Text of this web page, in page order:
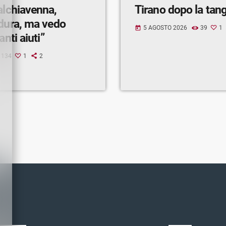
dura, ma vedo
aiuti”
134 1 2
Tirano dopo la
today 5 AGOSTO 2026 39 1